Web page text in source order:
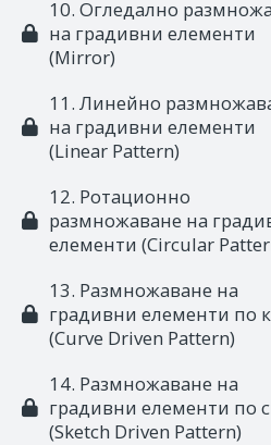
10. Огледално
на градивни елементи
(Mirror)
11. Линейно
на градивни елементи
(Linear Pattern)
12. Ротационно
размножаване на
елементи (Circular
13. Размножаване на
градивни елементи по
(Curve Driven Pattern)
14. Размножаване на
градивни елементи по
(Sketch Driven Pattern)